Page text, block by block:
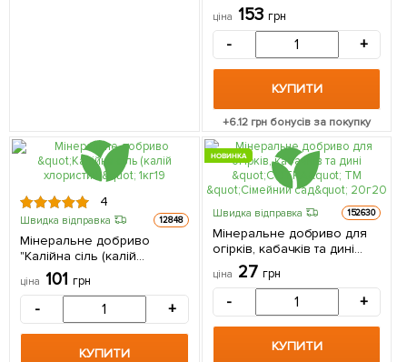
для підкислення ґрунту" 0-
60-20 ТМ "Engo" 200г
ціна 153 грн
- +
КУПИТИ
+6.12 грн бонусів за покупку
4
Швидка відправка 12848
Мінеральне добриво
"Калійна сіль (калій
хлористий)" 1кг
ціна 101 грн
- +
КУПИТИ
НОВИНКА
Швидка відправка 152630
Мінеральне добриво для
огірків, кабачків та дині
"СОТКА" ТМ "Сімейний сад"
20г
ціна 27 грн
- +
КУПИТИ